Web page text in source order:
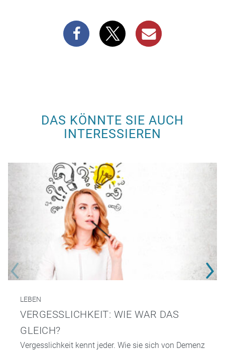
DAS KÖNNTE SIE AUCH
INTERESSIEREN
LEBEN
VERGESSLICHKEIT: WIE WAR DAS
GLEICH?
Vergesslichkeit kennt jeder. Wie sie sich von Demenz